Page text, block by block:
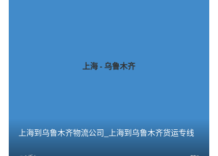
上海 - 乌鲁木齐
上海到乌鲁木齐物流公司_上海到乌鲁木齐货运专线